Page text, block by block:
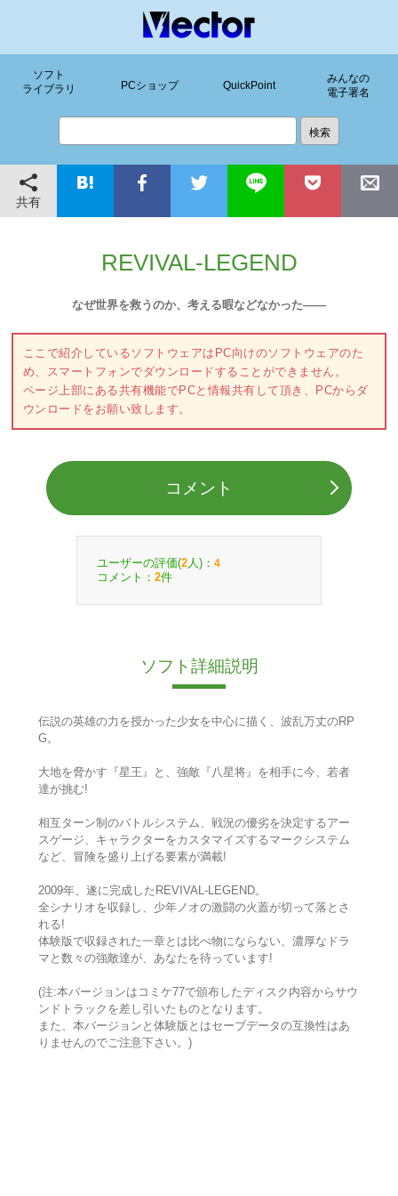
ソフト
ライブラリ
PCショップ QuickPoint
みんなの
電子署名
共有
REVIVAL-LEGEND
なぜ世界を救うのか、考える暇などなかった――
ここで紹介しているソフトウェアはPC向けのソフトウェアのた
め、スマートフォンでダウンロードすることができません。
ページ上部にある共有機能でPCと情報共有して頂き、PCからダ
ウンロードをお願い致します。
コメント
ユーザーの評価(2 人)： 4
コメント： 2件
ソフト詳細説明
伝説の英雄の力を授かった少女を中心に描く、波乱万丈のRP
G。
大地を脅かす『星王』と、強敵『八星将』を相手に今、若者
達が挑む!
相互ターン制のバトルシステム、戦況の優劣を決定するアー
スゲージ、キャラクターをカスタマイズするマークシステム
など、冒険を盛り上げる要素が満載!
2009年、遂に完成したREVIVAL-LEGEND。
全シナリオを収録し、少年ノオの激闘の火蓋が切って落とさ
れる!
体験版で収録された一章とは比べ物にならない、濃厚なドラ
マと数々の強敵達が、あなたを待っています!
(注:本バージョンはコミケ77で頒布したディスク内容からサウ
ンドトラックを差し引いたものとなります。
また、本バージョンと体験版とはセーブデータの互換性はあ
りませんのでご注意下さい。)